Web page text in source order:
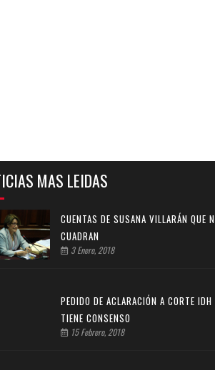
MAS LEIDAS
CUENTAS DE SUSANA VILLARÁN QUE
CUADRAN
3 Enero, 2018
PEDIDO DE ACLARACIÓN A CORTE IDH
TIENE CONSENSO
15 Febrero, 2018